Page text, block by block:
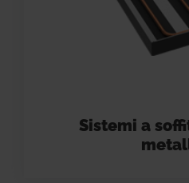
Sistemi a